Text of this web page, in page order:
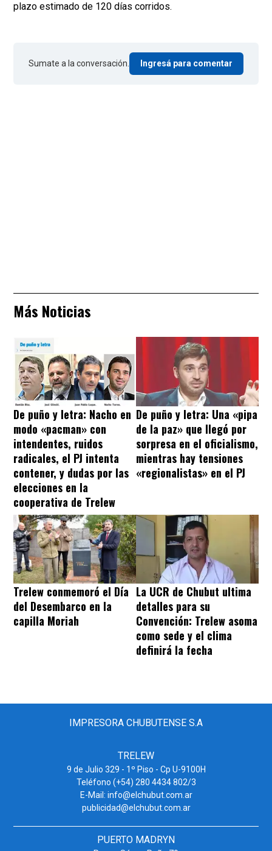
plazo estimado de 120 días corridos.
Sumate a la conversación. Ingresá para comentar
Más Noticias
De puño y letra: Nacho en
modo «pacman» con
intendentes, ruidos
radicales, el PJ intenta
contener, y dudas por las
elecciones en la
cooperativa de Trelew
De puño y letra: Una «pipa
de la paz» que llegó por
sorpresa en el oficialismo,
mientras hay tensiones
«regionalistas» en el PJ
Trelew conmemoró el Día
del Desembarco en la
capilla Moriah
La UCR de Chubut ultima
detalles para su
Convención: Trelew asoma
como sede y el clima
definirá la fecha
IMPRESORA CHUBUTENSE S.A
TRELEW
9 de Julio 329 - 1º Piso - Cp U-9100H
Teléfono (+54) 280 4434 802/3
E-Mail: info@elchubut.com.ar
publicidad@elchubut.com.ar
PUERTO MADRYN